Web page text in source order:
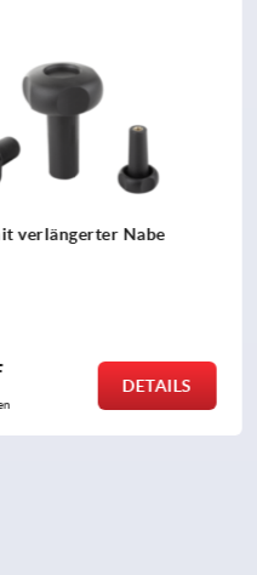
1,78
zzgl. MwSt.
zzgl.